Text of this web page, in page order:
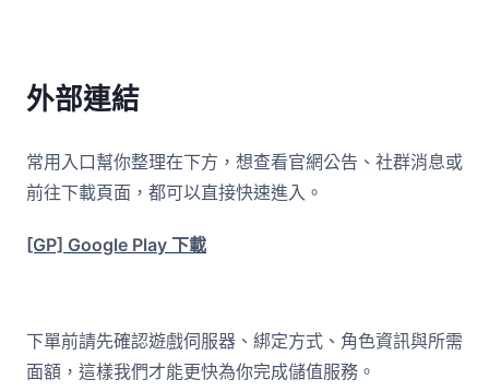
外部連結
常用入口幫你整理在下方，想查看官網公告、社群消息或
前往下載頁面，都可以直接快速進入。
[GP] Google Play 下載
下單前請先確認遊戲伺服器、綁定方式、角色資訊與所需
面額，這樣我們才能更快為你完成儲值服務。